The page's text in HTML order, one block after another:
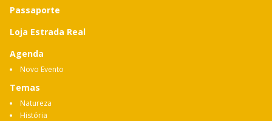
Passaporte
Loja Estrada Real
Agenda
Novo Evento
Temas
Natureza
História